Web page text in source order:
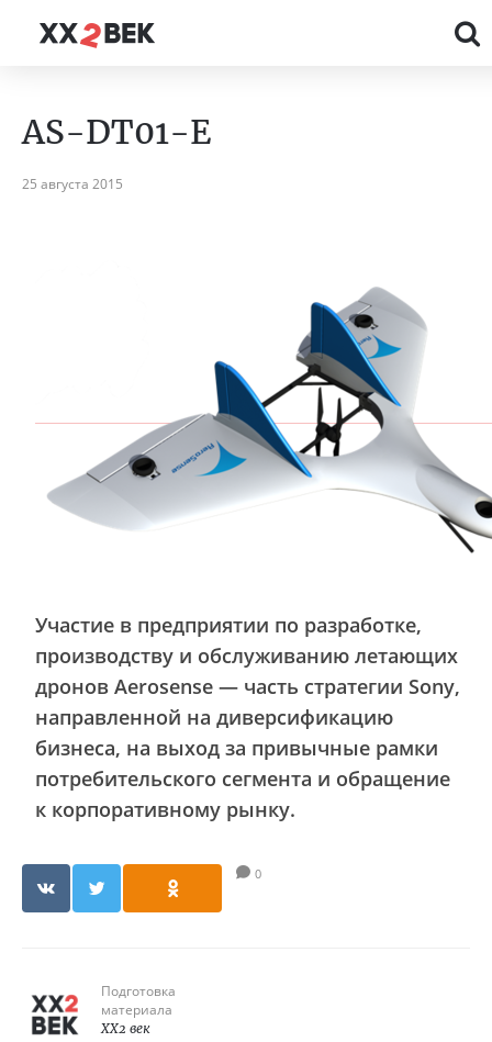
AS-DT01-E
25 августа 2015
Участие в предприятии по разработке,
производству и обслуживанию летающих
дронов Aerosense — часть стратегии Sony,
направленной на диверсификацию
бизнеса, на выход за привычные рамки
потребительского сегмента и обращение
к корпоративному рынку.
0
Подготовка
материала
XX2 век